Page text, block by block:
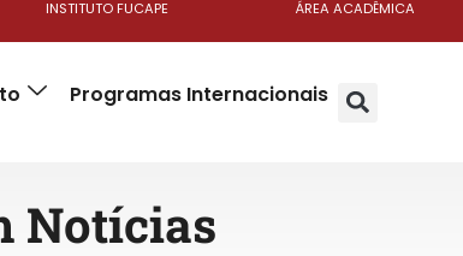
INSTITUTO FUCAPE ÁREA ACADÊMICA
Programas Internacionais
Notícias